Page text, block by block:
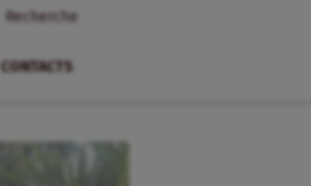
Recherche
CONTACTS